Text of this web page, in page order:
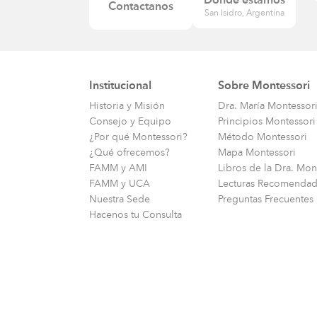
–
–
–
Contactanos San Isidro, Argentina
Institucional
Historia y Misión
Consejo y Equipo
¿Por qué Montessori?
¿Qué ofrecemos?
FAMM y AMI
FAMM y UCA
Nuestra Sede
Hacenos tu Consulta
Sobre Montessori
Dra. María Montessori
Principios Montessori
Método Montessori
Mapa Montessori
Libros de la Dra.
Lecturas
Preguntas Frecuentes